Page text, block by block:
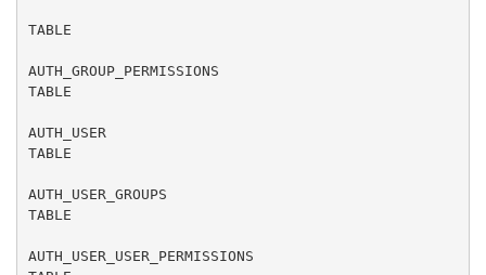
TABLE
AUTH_GROUP_PERMISSIONS
TABLE
AUTH_USER
TABLE
AUTH_USER_GROUPS
TABLE
AUTH_USER_USER_PERMISSIONS